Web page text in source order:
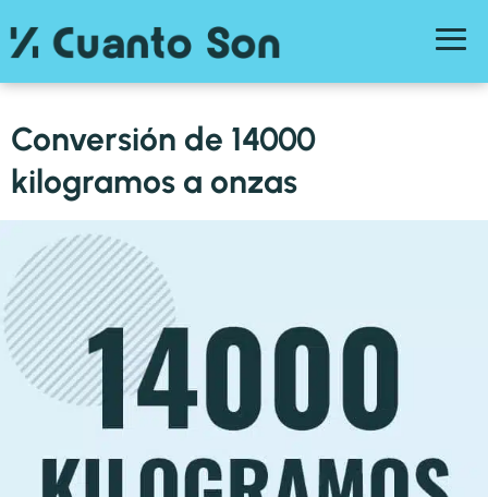
Conversión de 14000
kilogramos a onzas